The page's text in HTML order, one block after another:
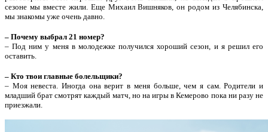
сезоне мы вместе жили. Еще Михаил Вишняков, он родом из Челябинска,
мы знакомы уже очень давно.
– Почему выбрал 21 номер?
– Под ним у меня в молодежке получился хороший сезон, и я решил его
оставить.
– Кто твои главные болельщики?
– Моя невеста. Иногда она верит в меня больше, чем я сам. Родители и
младший брат смотрят каждый матч, но на игры в Кемерово пока ни разу не
приезжали.